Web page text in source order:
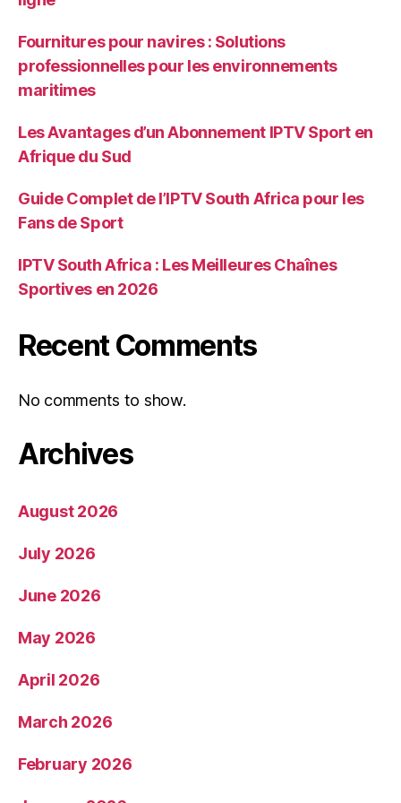
Fournitures pour navires : Solutions
professionnelles pour les environnements
maritimes
Les Avantages d’un Abonnement IPTV Sport en
Afrique du Sud
Guide Complet de l’IPTV South Africa pour les
Fans de Sport
IPTV South Africa : Les Meilleures Chaînes
Sportives en 2026
Recent Comments
No comments to show.
Archives
August 2026
July 2026
June 2026
May 2026
April 2026
March 2026
February 2026